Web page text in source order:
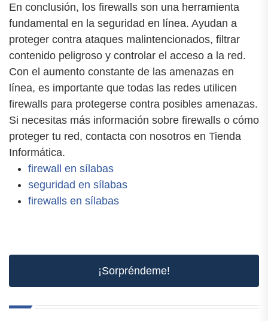
En conclusión, los firewalls son una herramienta
fundamental en la seguridad en línea. Ayudan a
proteger contra ataques malintencionados, filtrar
contenido peligroso y controlar el acceso a la red.
Con el aumento constante de las amenazas en
línea, es importante que todas las redes utilicen
firewalls para protegerse contra posibles amenazas.
Si necesitas más información sobre firewalls o cómo
proteger tu red, contacta con nosotros en Tienda
Informática.
firewall en sílabas
seguridad en sílabas
firewalls en sílabas
¡Sorpréndeme!